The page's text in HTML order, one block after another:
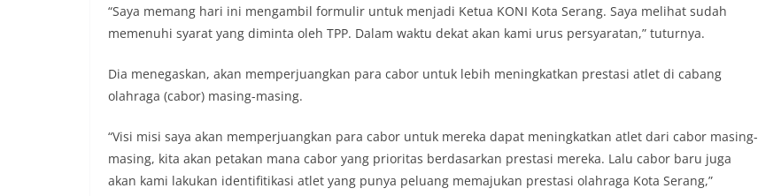
“Saya memang hari ini mengambil formulir untuk menjadi Ketua KONI Kota Serang. Saya melihat sudah
memenuhi syarat yang diminta oleh TPP. Dalam waktu dekat akan kami urus persyaratan,” tuturnya.
Dia menegaskan, akan memperjuangkan para cabor untuk lebih meningkatkan prestasi atlet di cabang
olahraga (cabor) masing-masing.
“Visi misi saya akan memperjuangkan para cabor untuk mereka dapat meningkatkan atlet dari cabor masing-
masing, kita akan petakan mana cabor yang prioritas berdasarkan prestasi mereka. Lalu cabor baru juga
akan kami lakukan identifitikasi atlet yang punya peluang memajukan prestasi olahraga Kota Serang,”